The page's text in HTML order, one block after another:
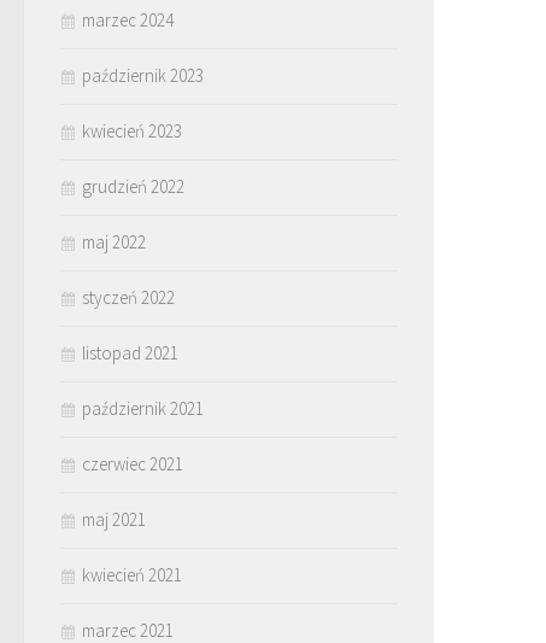
marzec 2024
październik 2023
kwiecień 2023
grudzień 2022
maj 2022
styczeń 2022
listopad 2021
październik 2021
czerwiec 2021
maj 2021
kwiecień 2021
marzec 2021